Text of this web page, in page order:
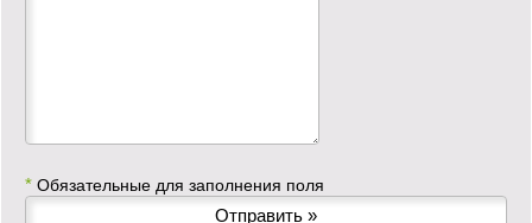
* Обязательные для заполнения поля